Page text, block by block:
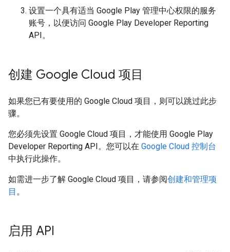
设置一个具有适当 Google Play 管理中心权限的服务
账号，以便访问 Google Play Developer Reporting
API。
创建 Google Cloud 项目
如果您已有要使用的 Google Cloud 项目，则可以跳过此步
骤。
您必须先设置 Google Cloud 项目，才能使用 Google Play
Developer Reporting API。您可以在 Google Cloud 控制台
中执行此操作。
如需进一步了解 Google Cloud 项目，请参阅创建和管理项
目 。
启用 API